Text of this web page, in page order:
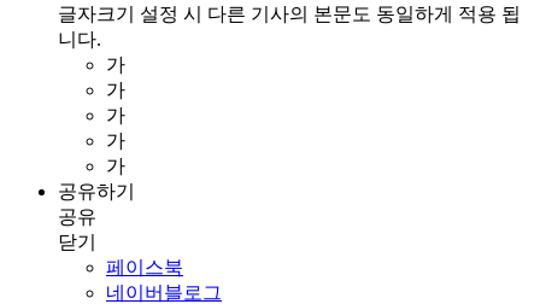
글자크기 설정 시 다른 기사의 본문도 동일하게 적용 됩
니다.
가
가
가
가
가
공유하기
공유
닫기
페이스북
네이버블로그